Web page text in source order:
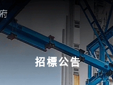
招標公告